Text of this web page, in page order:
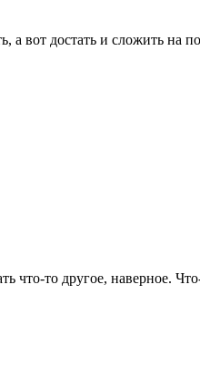
а вот достать и сложить на
что-то другое, наверное.